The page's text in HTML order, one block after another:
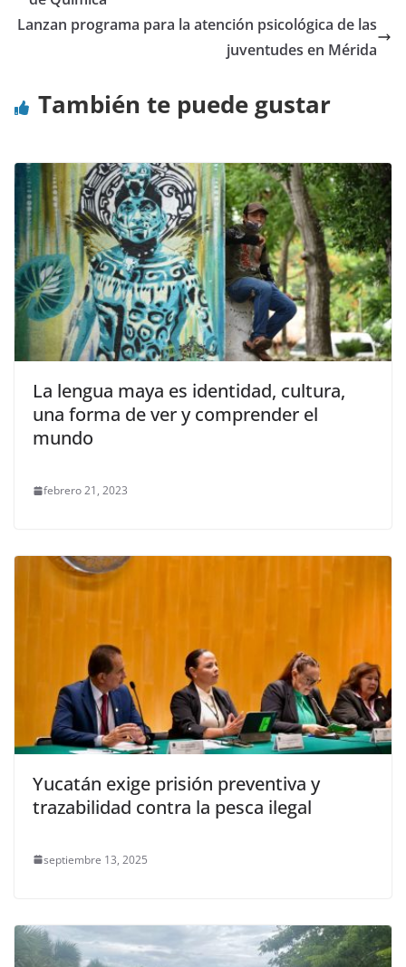
Lanzan programa para la atención psicológica de las
juventudes en Mérida
También te puede gustar
La lengua maya es identidad, cultura,
una forma de ver y comprender el
mundo
febrero 21, 2023
Yucatán exige prisión preventiva y
trazabilidad contra la pesca ilegal
septiembre 13, 2025